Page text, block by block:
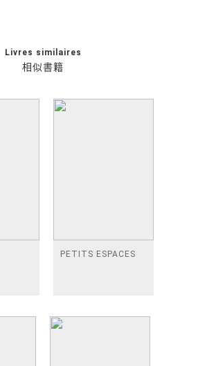
相似書籍
Livres similaires
PETITS ESPACES